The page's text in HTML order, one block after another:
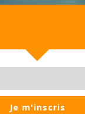
Je m'inscris